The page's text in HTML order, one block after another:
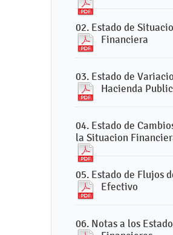
02. Estado de
Financiera
03. Estado de
Hacienda
04. Estado de
la Situacion
05. Estado de Flujos
Efectivo
06. Notas a los